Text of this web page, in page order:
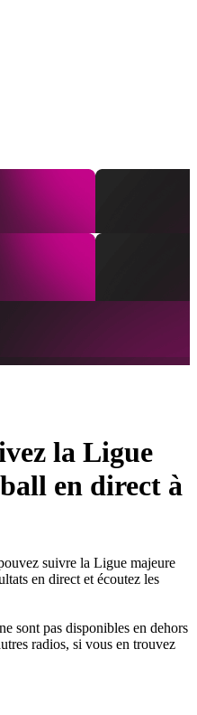
la Ligue
en direct à
suivre la Ligue majeure
en direct et écoutez les
sont pas disponibles en dehors
radios, si vous en trouvez